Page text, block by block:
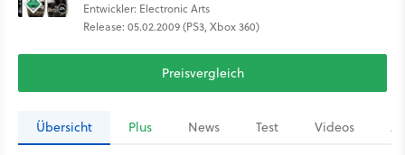
Entwickler: Electronic Arts
Release: 05.02.2009 (PS3, Xbox 360)
Preisvergleich
Übersicht Plus News Test Videos